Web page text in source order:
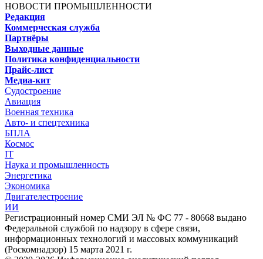
НОВОСТИ ПРОМЫШЛЕННОСТИ
Редакция
Коммерческая служба
Партнёры
Выходные данные
Политика конфиденциальности
Прайс-лист
Медиа-кит
Судостроение
Авиация
Военная техника
Авто- и спецтехника
БПЛА
Космос
IT
Наука и промышленность
Энергетика
Экономика
Двигателестроение
ИИ
Регистрационный номер СМИ ЭЛ № ФС 77 - 80668 выдано
Федеральной службой по надзору в сфере связи,
информационных технологий и массовых коммуникаций
(Роскомнадзор) 15 марта 2021 г.